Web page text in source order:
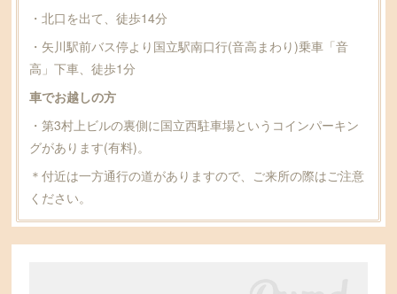
・北口を出て、徒歩14分
・矢川駅前バス停より国立駅南口行(音高まわり)乗車「音
高」下車、徒歩1分
車でお越しの方
・第3村上ビルの裏側に国立西駐車場というコインパーキン
グがあります(有料)。
＊付近は一方通行の道がありますので、ご来所の際はご注意
ください。